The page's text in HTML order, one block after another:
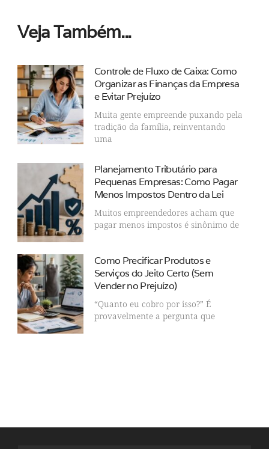
Veja Também...
Controle de Fluxo de Caixa: Como
Organizar as Finanças da Empresa
e Evitar Prejuízo
Muita gente empreende puxando pela
tradição da família, reinventando
uma
Planejamento Tributário para
Pequenas Empresas: Como Pagar
Menos Impostos Dentro da Lei
Muitos empreendedores acham que
pagar menos impostos é sinônimo de
Como Precificar Produtos e
Serviços do Jeito Certo (Sem
Vender no Prejuízo)
“Quanto eu cobro por isso?” É
provavelmente a pergunta que